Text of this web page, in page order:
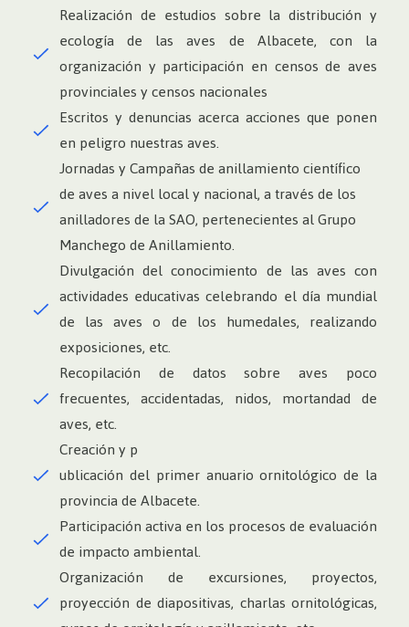
Realización de estudios sobre la distribución y
ecología de las aves de Albacete, con la
organización y participación en censos de aves
provinciales y censos nacionales
Escritos y denuncias acerca acciones que ponen
en peligro nuestras aves.
Jornadas y Campañas de anillamiento científico
de aves a nivel local y nacional, a través de los
anilladores de la SAO, pertenecientes al Grupo
Manchego de Anillamiento.
Divulgación del conocimiento de las aves con
actividades educativas celebrando el día mundial
de las aves o de los humedales, realizando
exposiciones, etc.
Recopilación de datos sobre aves poco
frecuentes, accidentadas, nidos, mortandad de
aves, etc.
Creación y p
ublicación del primer anuario ornitológico de la
provincia de Albacete.
Participación activa en los procesos de evaluación
de impacto ambiental.
Organización de excursiones, proyectos,
proyección de diapositivas, charlas ornitológicas,